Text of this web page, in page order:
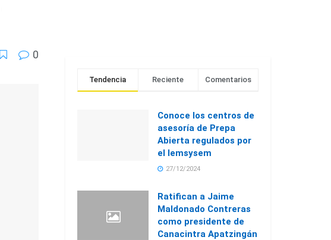
0
Tendencia Reciente Comentarios
Conoce los centros de
asesoría de Prepa
Abierta regulados por
el Iemsysem
27/12/2024
Ratifican a Jaime
Maldonado Contreras
como presidente de
Canacintra Apatzingán